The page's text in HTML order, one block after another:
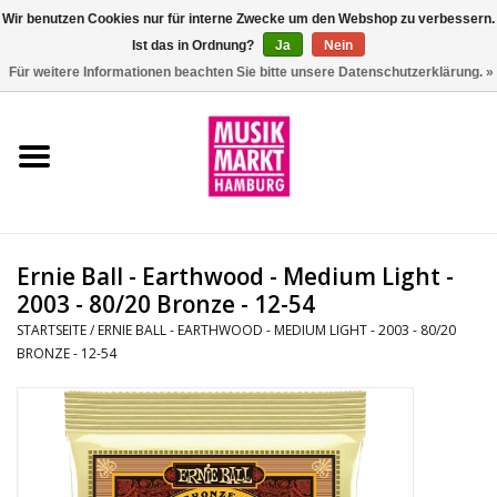
Aktion
Drums
Percussion
Tasteninstrumente
Ernie Ball - Earthwood - Medium Light -
2003 - 80/20 Bronze - 12-54
STARTSEITE/ ERNIE BALL - EARTHWOOD - MEDIUM LIGHT - 2003 - 80/20
BRONZE - 12-54
Wir benutzen Cookies nur für interne Zwecke um den Webshop zu verbessern.
Ist das in Ordnung?
Ja
Nein
Für weitere Informationen beachten Sie bitte unsere Datenschutzerklärung. »